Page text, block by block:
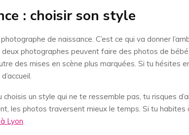
: choisir son style
de naissance. C’est ce qui va donner
photographes peuvent faire des photos de
des mises en scène plus marquées. Si tu hésites
choisis un style qui ne te ressemble pas, tu risques
les photos traversent mieux le temps. Si tu
Lyon